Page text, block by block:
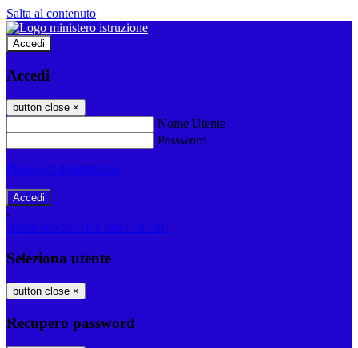
Salta al contenuto
Accedi
Accedi
button close ×
Nome Utente
Password
Password dimenticata?
-
Entra con SPID
Entra con CIE
Seleziona utente
button close ×
Recupero password